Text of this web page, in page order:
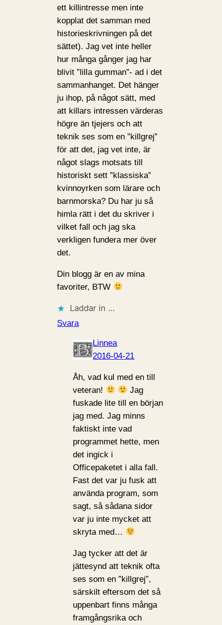
ett killintresse men inte
kopplat det samman med
historieskrivningen på det
sättet). Jag vet inte heller
hur många gånger jag har
blivit ”lilla gumman”- ad i det
sammanhanget. Det hänger
ju ihop, på något sätt, med
att killars intressen värderas
högre än tjejers och att
teknik ses som en ”killgrej”
för att det, jag vet inte, är
något slags motsats till
historiskt sett ”klassiska”
kvinnoyrken som lärare och
barnmorska? Du har ju så
himla rätt i det du skriver i
vilket fall och jag ska
verkligen fundera mer över
det.
Din blogg är en av mina
favoriter, BTW
Laddar in …
Svara
Linnea
2016-04-21
Åh, vad kul med en till
veteran!
Jag
fuskade lite till en början
jag med. Jag minns
faktiskt inte vad
programmet hette, men
det ingick i
Officepaketet i alla fall.
Fast det var ju fusk att
använda program, som
sagt, så sådana sidor
var ju inte mycket att
skryta med…
Jag tycker att det är
jättesynd att teknik ofta
ses som en ”killgrej”,
särskilt eftersom det så
uppenbart finns många
framgångsrika och